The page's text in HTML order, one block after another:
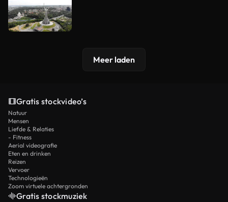
Meer laden
Gratis stockvideo’s
Natuur
Mensen
Liefde & Relaties
- Fitness
Aerial videografie
Eten en drinken
Reizen
Vervoer
Technologieën
Zoom virtuele achtergronden
Gratis stockmuziek